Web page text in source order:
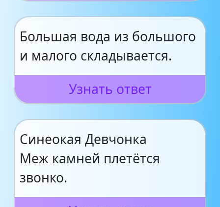
Большая вода из большого
и малого складывается.
Узнать ответ
Синеокая Девчонка
Меж камней плетётся
звонко.